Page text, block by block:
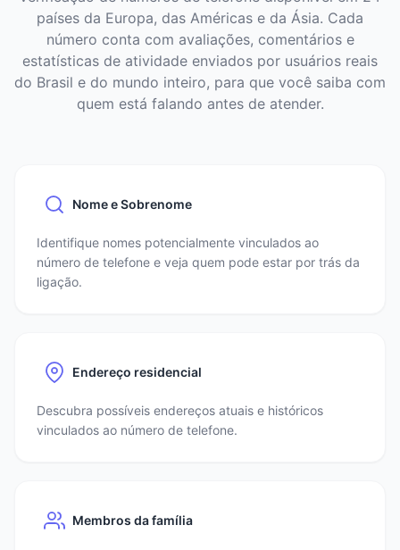
países da Europa, das Américas e da Ásia. Cada
número conta com avaliações, comentários e
estatísticas de atividade enviados por usuários reais
do Brasil e do mundo inteiro, para que você saiba com
quem está falando antes de atender.
Nome e Sobrenome
Identifique nomes potencialmente vinculados ao
número de telefone e veja quem pode estar por trás da
ligação.
Endereço residencial
Descubra possíveis endereços atuais e históricos
vinculados ao número de telefone.
Membros da família